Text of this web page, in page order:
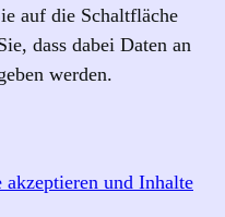
auf die Schaltfläche
dass dabei Daten an
werden.
und Inhalte